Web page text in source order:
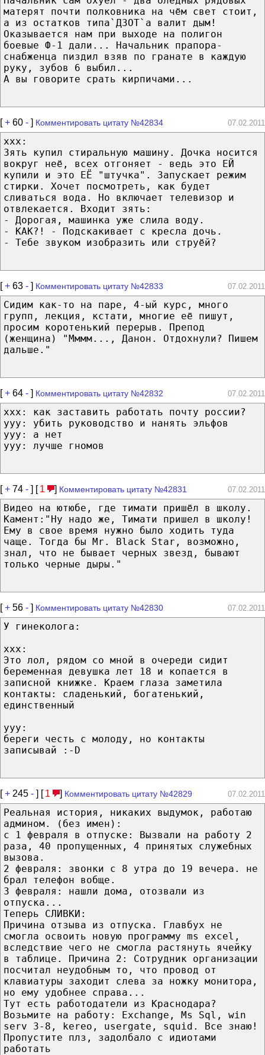
матерят почти полковника на чём свет стоит,
а из остатков типа`ДЗОТ`а валит дым!
Оказывается нам при выходе на полигон
боевые Ф-1 дали... Начальник прапора-
снабженца пиздил взяв по гранате в каждую
руку, зубов 6 выбил...
А вы говорите срать кирпичами...
[+ 60 - ] Комментировать цитату №42834 07.02.2011
xxx:
Зять купил стиральную машину. Дочка носится
вокруг неё, всех отгоняет - ведь это ЕЙ
купили и это ЕЁ "штучка". Запускает режим
стирки. Хочет посмотреть, как будет
сливаться вода. Но включает телевизор и
отвлекается. Входит зять:
- Дорогая, машинка уже слила воду.
- КАК?! - Подскакивает с кресла дочь.
- Тебе звуком изобразить или струёй?
[+ 63 - ] Комментировать цитату №42833 07.02.2011
Сидим как-то на паре, 4-ый курс, много
групп, лекция, кстати, многие её пишут,
просим коротенький перерыв. Препод
(женщина) "Мммм..., Данон. Отдохнули? Пишем
дальше."
[+ 64 - ] Комментировать цитату №42832 07.02.2011
xxx: как заставить работать почту россии?
yyy: убить руководство и нанять эльфов
yyy: а нет
yyy: лучше гномов
[+ 74 - ] [ 1 ] Комментировать цитату №42831 07.02.2011
Видео на ютюбе, где тимати пришёл в школу.
Камент:"Ну надо же, Тимати пришел в школу!
Ему в свое время нужно было ходить туда
чаще. Тогда бы Mr. Black Star, возможно,
знал, что не бывает черных звезд, бывают
только черные дыры."
[+ 56 - ] Комментировать цитату №42830 07.02.2011
У гинеколога:
xxx:
Это лол, рядом со мной в очереди сидит
беременная девушка лет 18 и копается в
записной книжке. Краем глаза заметила
контакты: сладенький, богатенький,
единственный
yyy:
береги честь с молоду, но контакты
записывай :-D
[+ 245 - ] [ 1 ] Комментировать цитату №42829 07.02.2011
Реальная история, никаких выдумок, работаю
админом. (без имен):
с 1 февраля в отпуске: Вызвали на работу 2
раза, 40 пропущенных, 4 принятых служебных
вызова.
2 февраля: звонки с 8 утра до 19 вечера. не
брал телефон вобще.
3 февраля: нашли дома, отозвали из
отпуска...
Теперь СЛИВКИ:
Причина отзыва из отпуска. Главбух не
смогла освоить новую программу ms excel,
вследствие чего не смогла растянуть ячейку
в таблице. Причина 2: Сотрудник организации
посчитал неудобным то, что провод от
клавиатуры заходит слева за ножку монитора,
но ему удобнее справа...
Тут есть работодатели из Краснодара?
Возьмите на работу: Exchange, Ms Sql, win
serv 3-8, kereo, usergate, squid. Все знаю!
Пропустите плз, задолбало с идиотами
работать